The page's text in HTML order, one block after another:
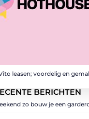
leasen; voordelig en
BERICHTEN
zo bouw je een